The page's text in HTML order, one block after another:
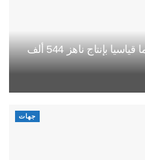
شمندر دكالة يسجل موسما قياسيا بإنتاج ناهز 544 ألف
جهات